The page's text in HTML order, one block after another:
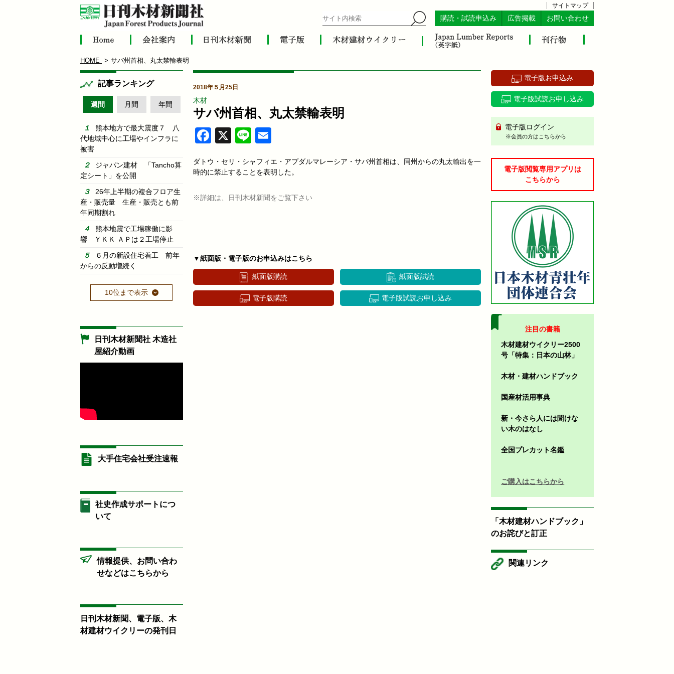
サイトマップ
購読・試読申込み 広告掲載 お問い合わせ
HOME サバ州首相、丸太禁輸表明
2018年５月25日
木材
サバ州首相、丸太禁輸表明
Facebook
X Line
ダトウ・セリ・シャフィエ・アプダルマレーシア・サバ州首相は、同州からの丸太輸出を一
時的に禁止することを表明した。
※詳細は、日刊木材新聞をご覧下さい
▼紙面版・電子版のお申込みはこちら
紙面版購読 紙面版試読
電子版購読 電子版試読お申し込み
記事ランキング
週間 月間 年間
熊本地方で最大震度７ 八
代地域中心に工場やインフラに
被害
ジャパン建材 「Tancho算
定シート」を公開
26年上半期の複合フロア生
産・販売量 生産・販売とも前
年同期割れ
熊本地震で工場稼働に影
響 ＹＫＫ ＡＰは２工場停止
６月の新設住宅着工 前年
からの反動増続く
10位まで表示
日刊木材新聞社 木造社
屋紹介動画
大手住宅会社受注速報
社史作成サポートにつ
いて
情報提供、お問い合わ
せなどはこちらから
日刊木材新聞、電子版、木
材建材ウイクリーの発刊日
電子版お申込み
電子版試読お申し込み
電子版ログイン
※会員の方はこちらから
電子版閲覧専用アプリは
こちらから
注目の書籍
木材建材ウイクリー2500
号「特集：日本の山林」
木材・建材ハンドブック
国産材活用事典
新・今さら人には聞けな
い木のはなし
全国プレカット名鑑
ご購入はこちらから
「木材建材ハンドブック」
のお詫びと訂正
関連リンク